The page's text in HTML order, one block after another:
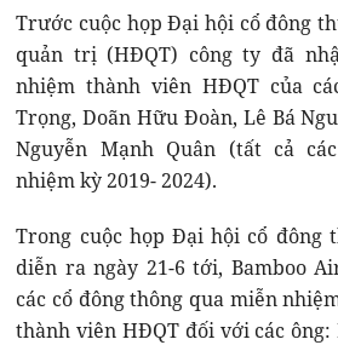
Trước cuộc họp Đại hội cổ đông
quản trị (HĐQT) công ty đã
nhiệm thành viên HĐQT của
Trọng, Doãn Hữu Đoàn, Lê Bá
Nguyễn Mạnh Quân (tất cả
nhiệm kỳ 2019- 2024).
Trong cuộc họp Đại hội cổ đông
diễn ra ngày 21-6 tới, Bamboo
các cổ đông thông qua miễn
thành viên HĐQT đối với các ông: